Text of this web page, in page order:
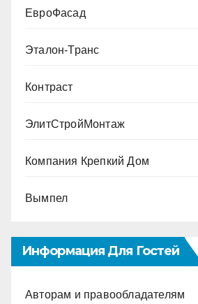
ЕвроФасад
Эталон-Транс
Контраст
ЭлитСтройМонтаж
Компания Крепкий Дом
Вымпел
Информация Для Гостей
Авторам и правообладателям